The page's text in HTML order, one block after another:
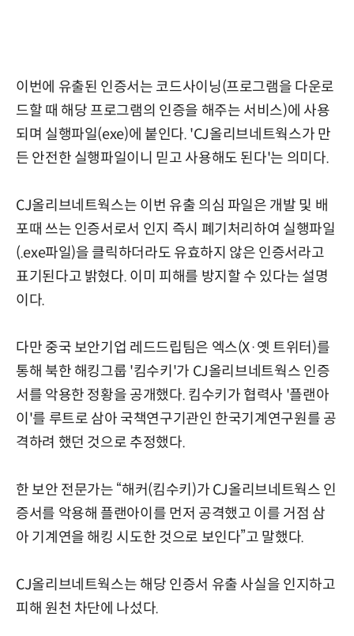
이번에 유출된 인증서는 코드사이닝(프로그램을 다운로
드할 때 해당 프로그램의 인증을 해주는 서비스)에 사용
되며 실행파일(exe)에 붙인다. 'CJ올리브네트웍스가 만
든 안전한 실행파일이니 믿고 사용해도 된다'는 의미다.
CJ올리브네트웍스는 이번 유출 의심 파일은 개발 및 배
포때 쓰는 인증서로서 인지 즉시 폐기처리하여 실행파일
(.exe파일)을 클릭하더라도 유효하지 않은 인증서라고
표기된다고 밝혔다. 이미 피해를 방지할 수 있다는 설명
이다.
다만 중국 보안기업 레드드립팀은 엑스(X·옛 트위터)를
통해 북한 해킹그룹 '킴수키'가 CJ올리브네트웍스 인증
서를 악용한 정황을 공개했다. 킴수키가 협력사 '플랜아
이'를 루트로 삼아 국책연구기관인 한국기계연구원를 공
격하려 했던 것으로 추정했다.
한 보안 전문가는 “해커(킴수키)가 CJ올리브네트웍스 인
증서를 악용해 플랜아이를 먼저 공격했고 이를 거점 삼
아 기계연을 해킹 시도한 것으로 보인다”고 말했다.
CJ올리브네트웍스는 해당 인증서 유출 사실을 인지하고
피해 원천 차단에 나섰다.